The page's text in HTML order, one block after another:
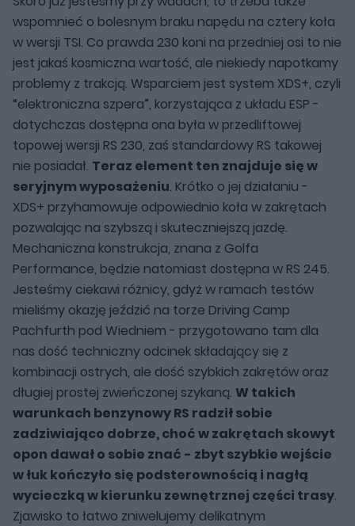
wspomnieć o bolesnym braku napędu na cztery koła
w wersji TSI. Co prawda 230 koni na przedniej osi to nie
jest jakaś kosmiczna wartość, ale niekiedy napotkamy
problemy z trakcją. Wsparciem jest system XDS+, czyli
“elektroniczna szpera”, korzystająca z układu ESP -
dotychczas dostępna ona była w przedliftowej
topowej wersji RS 230, zaś standardowy RS takowej
nie posiadał. Teraz element ten znajduje się w
seryjnym wyposażeniu. Krótko o jej działaniu -
XDS+ przyhamowuje odpowiednio koła w zakrętach
pozwalając na szybszą i skuteczniejszą jazdę.
Mechaniczna konstrukcja, znana z Golfa
Performance, będzie natomiast dostępna w RS 245.
Jesteśmy ciekawi różnicy, gdyż w ramach testów
mieliśmy okazję jeździć na torze Driving Camp
Pachfurth pod Wiedniem - przygotowano tam dla
nas dość techniczny odcinek składający się z
kombinacji ostrych, ale dość szybkich zakrętów oraz
długiej prostej zwieńczonej szykaną. W takich
warunkach benzynowy RS radził sobie
zadziwiająco dobrze, choć w zakrętach skowyt
opon dawał o sobie znać - zbyt szybkie wejście
w łuk kończyło się podsterownością i nagłą
wycieczką w kierunku zewnętrznej części trasy.
Zjawisko to łatwo zniwelujemy delikatnym